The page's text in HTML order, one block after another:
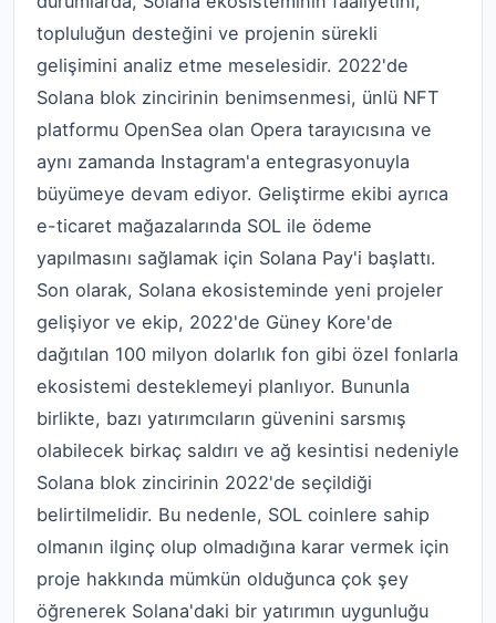
topluluğun desteğini ve projenin sürekli
gelişimini analiz etme meselesidir. 2022'de
Solana blok zincirinin benimsenmesi, ünlü NFT
platformu OpenSea olan Opera tarayıcısına ve
aynı zamanda Instagram'a entegrasyonuyla
büyümeye devam ediyor. Geliştirme ekibi ayrıca
e-ticaret mağazalarında SOL ile ödeme
yapılmasını sağlamak için Solana Pay'i başlattı.
Son olarak, Solana ekosisteminde yeni projeler
gelişiyor ve ekip, 2022'de Güney Kore'de
dağıtılan 100 milyon dolarlık fon gibi özel fonlarla
ekosistemi desteklemeyi planlıyor. Bununla
birlikte, bazı yatırımcıların güvenini sarsmış
olabilecek birkaç saldırı ve ağ kesintisi nedeniyle
Solana blok zincirinin 2022'de seçildiği
belirtilmelidir. Bu nedenle, SOL coinlere sahip
olmanın ilginç olup olmadığına karar vermek için
proje hakkında mümkün olduğunca çok şey
öğrenerek Solana'daki bir yatırımın uygunluğu